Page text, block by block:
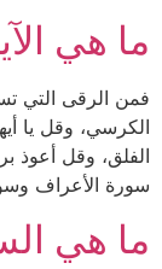
ما هي
فمن الرقى التي
الكرسي، وقل يا
الفلق، وقل أعوذ
سورة الأعراف
ما هي